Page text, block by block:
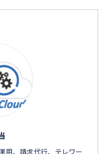
用、請求代行、テレワー